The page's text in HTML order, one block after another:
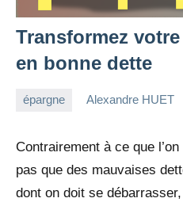
Transformez
en bonne dette
épargne
2022
Alexandre HUET
Contrairement à ce que
pas que des mauvaises
dont on doit se débarrasser,